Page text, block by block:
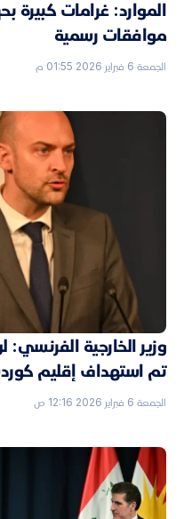
الموارد: غرامات كبيرة
موافقات رسمية
الجمعة 6 فبراير 2026 01:55 م
وزير الخارجية
تم استهداف إقليم
الجمعة 6 فبراير 2026 12:16 ص